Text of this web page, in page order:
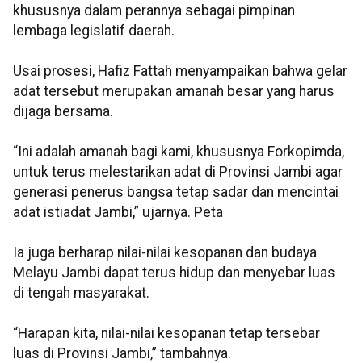
khususnya dalam perannya sebagai pimpinan
lembaga legislatif daerah.
Usai prosesi, Hafiz Fattah menyampaikan bahwa gelar
adat tersebut merupakan amanah besar yang harus
dijaga bersama.
“Ini adalah amanah bagi kami, khususnya Forkopimda,
untuk terus melestarikan adat di Provinsi Jambi agar
generasi penerus bangsa tetap sadar dan mencintai
adat istiadat Jambi,” ujarnya. Peta
Ia juga berharap nilai-nilai kesopanan dan budaya
Melayu Jambi dapat terus hidup dan menyebar luas
di tengah masyarakat.
“Harapan kita, nilai-nilai kesopanan tetap tersebar
luas di Provinsi Jambi,” tambahnya.